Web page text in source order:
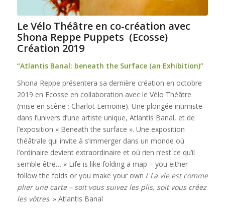
Le Vélo Théâtre en co-création avec
Shona Reppe Puppets (Ecosse)
Création 2019
“Atlantis Banal: beneath the Surface (an Exhibition)”
Shona Reppe présentera sa dernière création en octobre
2019 en Ecosse en collaboration avec le Vélo Théâtre
(mise en scène : Charlot Lemoine). Une plongée intimiste
dans l’univers d’une artiste unique, Atlantis Banal, et de
l’exposition « Beneath the surface ». Une exposition
théâtrale qui invite à s’immerger dans un monde où
l’ordinaire devient extraordinaire et où rien n’est ce qu’il
semble être… « Life is like folding a map – you either
follow the folds or you make your own / La vie est comme
plier une carte – soit vous suivez les plis, soit vous créez
les vôtres. » Atlantis Banal